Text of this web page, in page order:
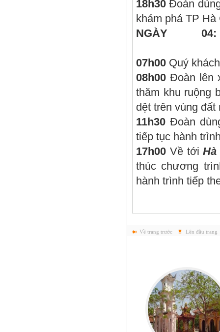
18h30Đoàn
khám phá TP Hà
NGÀY
07h00 Quý
08h00Đoàn lên
thăm khu ruộng
dệt trên vùng
11h30 Đoàn
tiếp tục hành
17h00 Về tớiHà
thúc chương
hành trình tiếp
Về trang trước Lên đầu trang